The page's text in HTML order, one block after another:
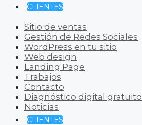
CLIENTES
Sitio de ventas
Gestión de Redes Sociales
WordPress en tu sitio
Web design
Landing Page
Trabajos
Contacto
Diagnóstico digital gratuito
Noticias
CLIENTES